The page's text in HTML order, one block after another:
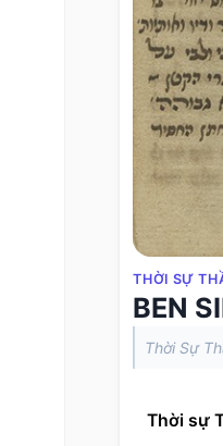
THỜI SỰ
BEN
Thời Sự
Thời sự